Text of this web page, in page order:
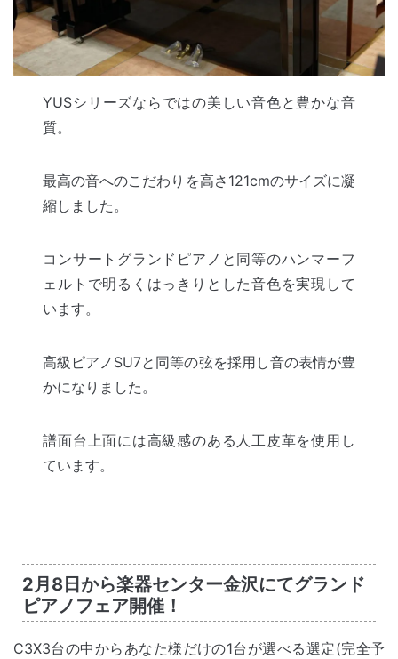
YUSシリーズならではの美しい音色と豊かな音
質。
最高の音へのこだわりを高さ121cmのサイズに凝
縮しました。
コンサートグランドピアノと同等のハンマーフ
ェルトで明るくはっきりとした音色を実現して
います。
高級ピアノSU7と同等の弦を採用し音の表情が豊
かになりました。
譜面台上面には高級感のある人工皮革を使用し
ています。
2月8日から楽器センター金沢にてグランド
ピアノフェア開催！
C3X3台の中からあなた様だけの1台が選べる選定(完全予